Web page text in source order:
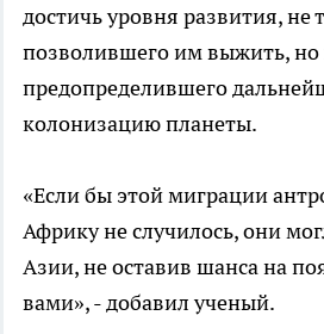
достичь уровня развития, не
позволившего им выжить, но
предопределившего
колонизацию планеты.
«Если бы этой миграции
Африку не случилось, они
Азии, не оставив шанса на
вами», - добавил ученый.